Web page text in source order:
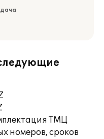
ТМЦ
номеров, сроков